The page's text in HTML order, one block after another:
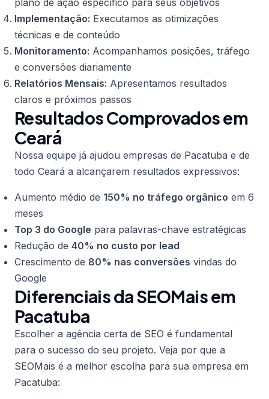
plano de ação específico para seus objetivos
Implementação: Executamos as otimizações
técnicas e de conteúdo
Monitoramento: Acompanhamos posições, tráfego
e conversões diariamente
Relatórios Mensais: Apresentamos resultados
claros e próximos passos
Resultados Comprovados em
Ceará
Nossa equipe já ajudou empresas de Pacatuba e de
todo Ceará a alcançarem resultados expressivos:
Aumento médio de 150% no tráfego orgânico em 6
meses
Top 3 do Google para palavras-chave estratégicas
Redução de 40% no custo por lead
Crescimento de 80% nas conversões vindas do
Google
Diferenciais da SEOMais em
Pacatuba
Escolher a agência certa de SEO é fundamental
para o sucesso do seu projeto. Veja por que a
SEOMais é a melhor escolha para sua empresa em
Pacatuba: